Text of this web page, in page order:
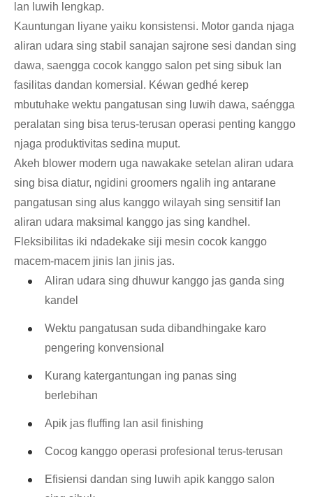
lan luwih lengkap.
Kauntungan liyane yaiku konsistensi. Motor ganda njaga
aliran udara sing stabil sanajan sajrone sesi dandan sing
dawa, saengga cocok kanggo salon pet sing sibuk lan
fasilitas dandan komersial. Kéwan gedhé kerep
mbutuhake wektu pangatusan sing luwih dawa, saéngga
peralatan sing bisa terus-terusan operasi penting kanggo
njaga produktivitas sedina muput.
Akeh blower modern uga nawakake setelan aliran udara
sing bisa diatur, ngidini groomers ngalih ing antarane
pangatusan sing alus kanggo wilayah sing sensitif lan
aliran udara maksimal kanggo jas sing kandhel.
Fleksibilitas iki ndadekake siji mesin cocok kanggo
macem-macem jinis lan jinis jas.
Aliran udara sing dhuwur kanggo jas ganda sing
kandel
Wektu pangatusan suda dibandhingake karo
pengering konvensional
Kurang katergantungan ing panas sing
berlebihan
Apik jas fluffing lan asil finishing
Cocog kanggo operasi profesional terus-terusan
Efisiensi dandan sing luwih apik kanggo salon